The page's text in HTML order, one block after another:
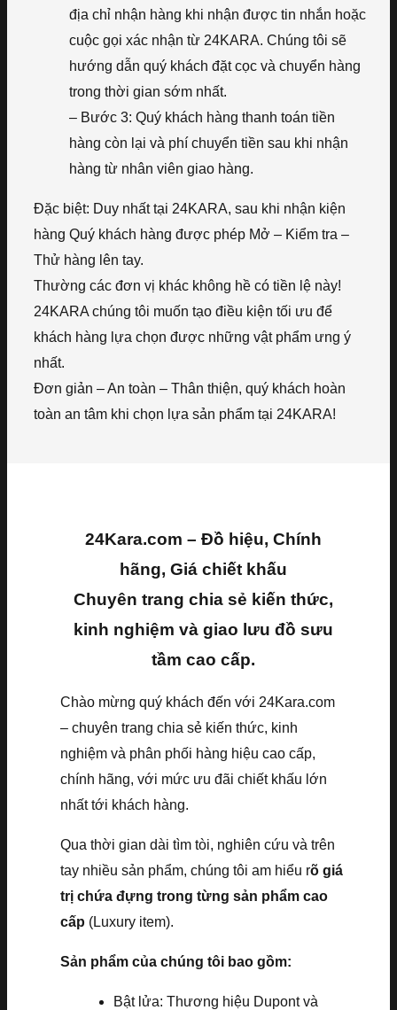
địa chỉ nhận hàng khi nhận được tin nhắn hoặc
cuộc gọi xác nhận từ 24KARA. Chúng tôi sẽ
hướng dẫn quý khách đặt cọc và chuyển hàng
trong thời gian sớm nhất.
– Bước 3: Quý khách hàng thanh toán tiền
hàng còn lại và phí chuyển tiền sau khi nhận
hàng từ nhân viên giao hàng.
Đặc biệt: Duy nhất tại 24KARA, sau khi nhận kiện
hàng Quý khách hàng được phép Mở – Kiểm tra –
Thử hàng lên tay.
Thường các đơn vị khác không hề có tiền lệ này!
24KARA chúng tôi muốn tạo điều kiện tối ưu để
khách hàng lựa chọn được những vật phẩm ưng ý
nhất.
Đơn giản – An toàn – Thân thiện, quý khách hoàn
toàn an tâm khi chọn lựa sản phẩm tại 24KARA!
24Kara.com – Đồ hiệu, Chính
hãng, Giá chiết khấu
Chuyên trang chia sẻ kiến thức,
kinh nghiệm và giao lưu đồ sưu
tầm cao cấp.
Chào mừng quý khách đến với 24Kara.com
– chuyên trang chia sẻ kiến thức, kinh
nghiệm và phân phối hàng hiệu cao cấp,
chính hãng, với mức ưu đãi chiết khấu lớn
nhất tới khách hàng.
Qua thời gian dài tìm tòi, nghiên cứu và trên
tay nhiều sản phẩm, chúng tôi am hiểu rõ giá
trị chứa đựng trong từng sản phẩm cao
cấp (Luxury item).
Sản phẩm của chúng tôi bao gồm:
Bật lửa: Thương hiệu Dupont và